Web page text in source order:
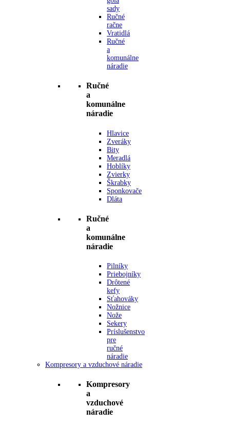
sady
Ručné
račne
Vratidlá
Ručné
a
komunálne
náradie
Ručné
a
komunálne
náradie
Hlavice
Zveráky
Bity
Meradlá
Hoblíky
Zvierky
Škrabky
Sponkovače
Dláta
Ručné
a
komunálne
náradie
Pilníky
Priebojníky
Drôtené
kefy
Sťahováky
Nožnice
Nože
Sekery
Príslušenstvo
pre
ručné
náradie
Kompresory a vzduchové náradie
Kompresory
a
vzduchové
náradie